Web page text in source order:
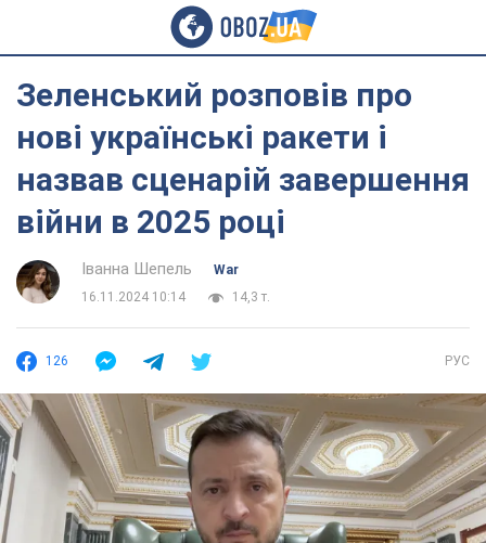
Зеленський розповів про
нові українські ракети і
назвав сценарій завершення
війни в 2025 році
Іванна Шепель
War
16.11.2024 10:14
14,3 т.
126 РУС